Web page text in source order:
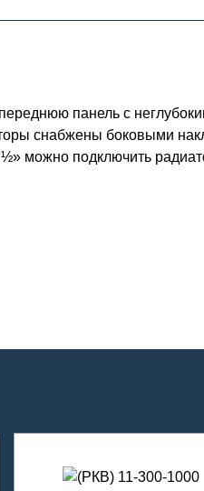
панель с
снабжены боковыми
можно подключить